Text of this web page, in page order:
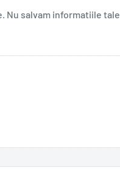
Nu salvam informatiile tale